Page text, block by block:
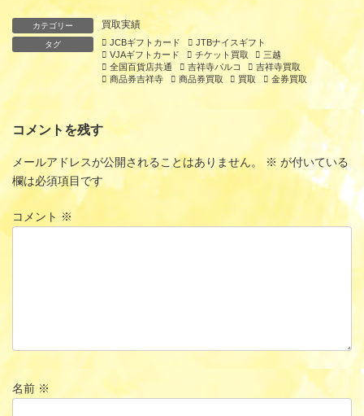
カテゴリー 買取実績
タグ JCBギフトカード
JTBナイスギフト
VJAギフトカード
チケット買取
三越
全国百貨店共通
吉祥寺パルコ
吉祥寺買取
商品券吉祥寺
商品券買取 買取 金券買取
コメントを残す
メールアドレスが公開されることはありません。 ※ が付いている
欄は必須項目です
コメント ※
名前 ※